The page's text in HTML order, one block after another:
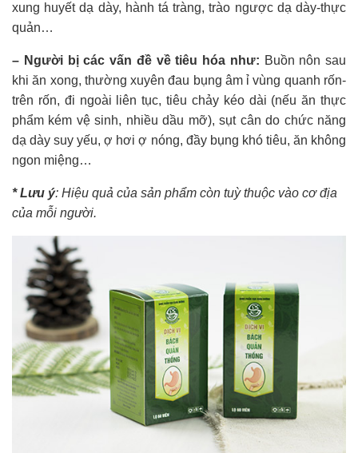
xung huyết dạ dày, hành tá tràng, trào ngược dạ dày-thực
quản…
– Người bị các vấn đề về tiêu hóa như: Buồn nôn sau
khi ăn xong, thường xuyên đau bụng âm ỉ vùng quanh rốn-
trên rốn, đi ngoài liên tục, tiêu chảy kéo dài (nếu ăn thực
phẩm kém vệ sinh, nhiều dầu mỡ), sụt cân do chức năng
dạ dày suy yếu, ợ hơi ợ nóng, đầy bụng khó tiêu, ăn không
ngon miệng…
* Lưu ý: Hiệu quả của sản phẩm còn tuỳ thuộc vào cơ địa
của mỗi người.